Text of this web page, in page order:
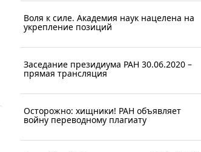
Воля к силе. Академия наук нацелена на
укрепление позиций
Заседание президиума РАН 30.06.2020 –
прямая трансляция
Осторожно: хищники! РАН объявляет
войну переводному плагиату